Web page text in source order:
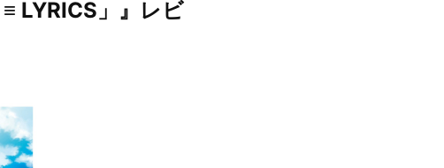
LYRICS」』レビ